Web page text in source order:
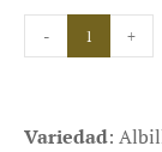
- +
Variedad: